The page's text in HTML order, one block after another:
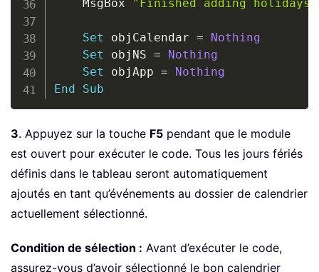
    MsgBox
"Finished adding
Set objCalendar =
Nothing
Set objNS =
Nothing
Set objApp =
Nothing
End
Sub
3. Appuyez sur la touche F5 pendant que le module
est ouvert pour exécuter le code. Tous les jours fériés
définis dans le tableau seront automatiquement
ajoutés en tant qu’événements au dossier de calendrier
actuellement sélectionné.
Condition de sélection : Avant d’exécuter le code,
assurez-vous d’avoir sélectionné le bon calendrier